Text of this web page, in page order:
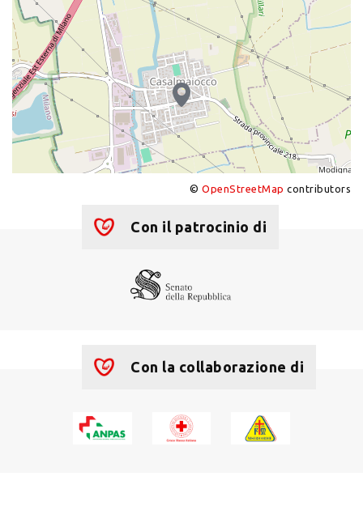
© OpenStreetMap contributors
Con il patrocinio di
Con la collaborazione di